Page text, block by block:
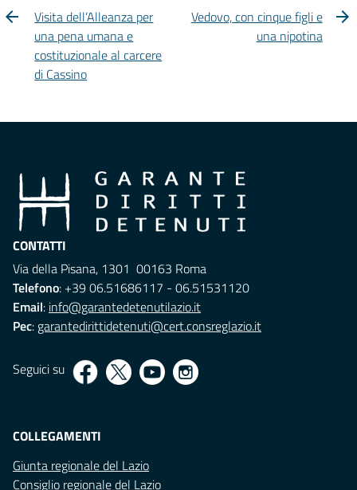
Visita dell’Alleanza per
una pena umana e
costituzionale al carcere
di Cassino
Vedovo, con cinque figli e
una nipotina
CONTATTI
Via della Pisana, 1301 00163 Roma
Telefono: +39 06.51686117 - 06.51531120
Email: info@garantedetenutilazio.it
Pec: garantedirittidetenuti@cert.consreglazio.it
Seguici su
COLLEGAMENTI
Giunta regionale del Lazio
Consiglio regionale del Lazio